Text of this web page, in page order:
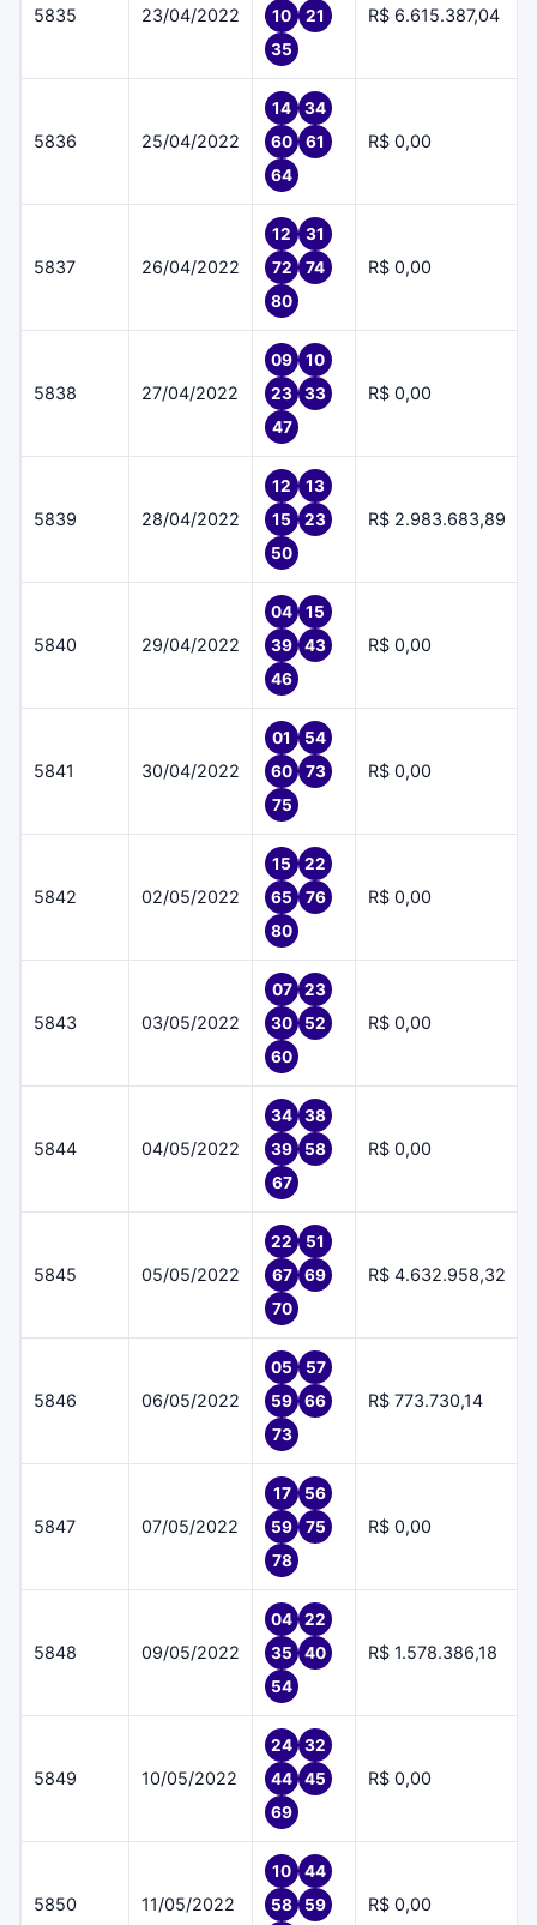
5835 23/04/2022 10
21
35
R$ 6.615.387,04
5836 25/04/2022
14
34
60
61
64
R$ 0,00
5837 26/04/2022
12
31
72
74
80
R$ 0,00
5838 27/04/2022
09
10
23
33
47
R$ 0,00
5839 28/04/2022
12
13
15
23
50
R$ 2.983.683,89
5840 29/04/2022
04
15
39
43
46
R$ 0,00
5841 30/04/2022
01
54
60
73
75
R$ 0,00
5842 02/05/2022
15
22
65
76
80
R$ 0,00
5843 03/05/2022
07
23
30
52
60
R$ 0,00
5844 04/05/2022
34
38
39
58
67
R$ 0,00
5845 05/05/2022
22
51
67
69
70
R$ 4.632.958,32
5846 06/05/2022
05
57
59
66
73
R$ 773.730,14
5847 07/05/2022
17
56
59
75
78
R$ 0,00
5848 09/05/2022
04
22
35
40
54
R$ 1.578.386,18
5849 10/05/2022
24
32
44
45
69
R$ 0,00
5850 11/05/2022
10
44
58
59
R$ 0,00